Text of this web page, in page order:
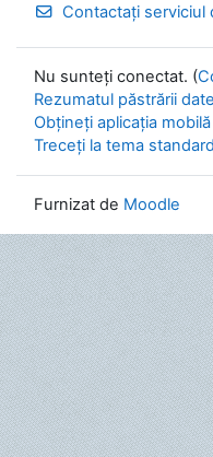
Contactați serviciul
Nu sunteți conectat. (
Rezumatul păstrării
Obțineți aplicația mobilă
Treceți la tema standard
Furnizat de Moodle